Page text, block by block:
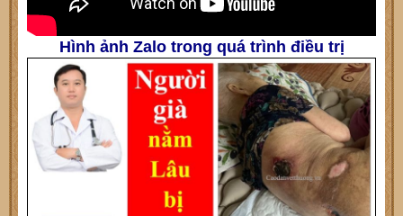
Hình ảnh Zalo trong quá trình điều trị